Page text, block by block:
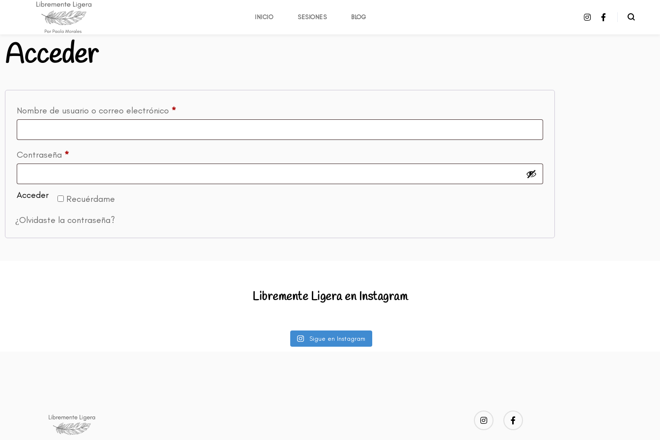
INICIO SESIONES BLOG
Acceder
Nombre de usuario o correo electrónico *
Contraseña *
Recuérdame
Acceder
¿Olvidaste la contraseña?
Libremente Ligera en Instagram
Sigue en Instagram